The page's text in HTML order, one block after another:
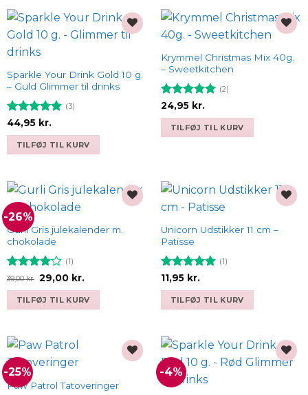
Sparkle Your Drink Gold 10 g.
– Guld Glimmer til drinks
Vurderet5
ud af 5
(3)
44,95 kr.
TILFØJ TIL KURV
wishlist
Krymmel Christmas Mix 40g.
– Sweetkitchen
Vurderet5
ud af 5
(2)
24,95 kr.
TILFØJ TIL KURV
-26%
Gurli Gris julekalender m.
chokolade
Vurderet
4ud af
(1)
39,00kr. Den
oprindelige
pris
var:
39,00 kr..
29,00 kr.Den
pris
er:
29,00 kr..
TILFØJ TIL KURV
Unicorn Udstikker 11 cm –
Patisse
Vurderet
ud af 5
(1)
11,95 kr.
TILFØJ TIL KURV
-25%
Paw Patrol Tatoveringer
-4%